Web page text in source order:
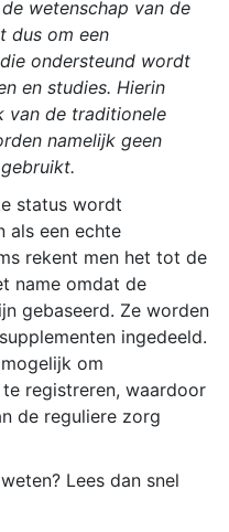
wetenschap van de
dus om een
ondersteund wordt
en studies. Hierin
van de traditionele
namelijk geen
status wordt
als een echte
rekent men het tot de
name omdat de
gebaseerd. Ze worden
ingedeeld.
om
registreren, waardoor
de reguliere zorg
Lees dan snel